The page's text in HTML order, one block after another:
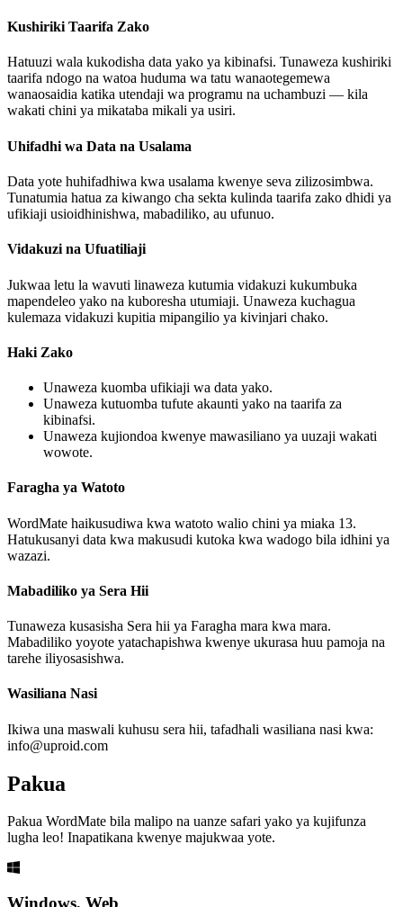
Kushiriki Taarifa Zako
Hatuuzi wala kukodisha data yako ya kibinafsi. Tunaweza kushiriki
taarifa ndogo na watoa huduma wa tatu wanaotegemewa
wanaosaidia katika utendaji wa programu na uchambuzi — kila
wakati chini ya mikataba mikali ya usiri.
Uhifadhi wa Data na Usalama
Data yote huhifadhiwa kwa usalama kwenye seva zilizosimbwa.
Tunatumia hatua za kiwango cha sekta kulinda taarifa zako dhidi ya
ufikiaji usioidhinishwa, mabadiliko, au ufunuo.
Vidakuzi na Ufuatiliaji
Jukwaa letu la wavuti linaweza kutumia vidakuzi kukumbuka
mapendeleo yako na kuboresha utumiaji. Unaweza kuchagua
kulemaza vidakuzi kupitia mipangilio ya kivinjari chako.
Haki Zako
Unaweza kuomba ufikiaji wa data yako.
Unaweza kutuomba tufute akaunti yako na taarifa za
kibinafsi.
Unaweza kujiondoa kwenye mawasiliano ya uuzaji wakati
wowote.
Faragha ya Watoto
WordMate haikusudiwa kwa watoto walio chini ya miaka 13.
Hatukusanyi data kwa makusudi kutoka kwa wadogo bila idhini ya
wazazi.
Mabadiliko ya Sera Hii
Tunaweza kusasisha Sera hii ya Faragha mara kwa mara.
Mabadiliko yoyote yatachapishwa kwenye ukurasa huu pamoja na
tarehe iliyosasishwa.
Wasiliana Nasi
Ikiwa una maswali kuhusu sera hii, tafadhali wasiliana nasi kwa:
info@uproid.com
Pakua
Pakua WordMate bila malipo na uanze safari yako ya kujifunza
lugha leo! Inapatikana kwenye majukwaa yote.
Windows, Web